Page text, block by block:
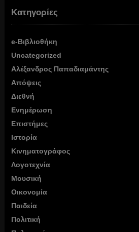
Κατηγορίες
e-Βιβλιοθήκη
Uncategorized
Αλέξανδρος Παπαδιαμάντης
Απόψεις
Διεθνή
Ενημέρωση
Επιστήμες
Ιστορία
Κινηματογράφος
Λογοτεχνία
Μουσική
Οικονομία
Παιδεία
Πολιτική